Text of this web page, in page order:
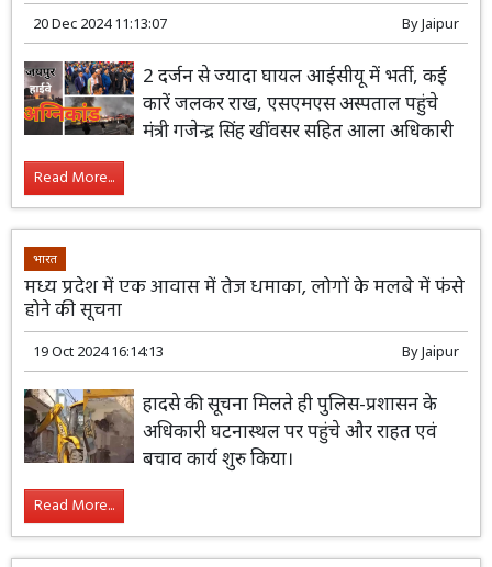
20 Dec 2024 11:13:07 ByJaipur
2 दर्जन से ज्यादा घायल आईसीयू में भर्ती, कई
कारें जलकर राख, एसएमएस अस्पताल पहुंचे
मंत्री गजेन्द्र सिंह खींवसर सहित आला अधिकारी
Read More...
भारत
मध्य प्रदेश में एक आवास में तेज धमाका, लोगों के मलबे में फंसे
होने की सूचना
19 Oct 2024 16:14:13 ByJaipur
हादसे की सूचना मिलते ही पुलिस-प्रशासन के
अधिकारी घटनास्थल पर पहुंचे और राहत एवं
बचाव कार्य शुरु किया।
Read More...